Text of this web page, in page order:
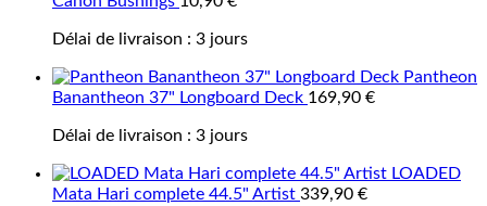
Délai de livraison : 3 jours
Pantheon
Banantheon 37" Longboard Deck 169,90 €
Délai de livraison : 3 jours
LOADED
Mata Hari complete 44.5" Artist 339,90 €